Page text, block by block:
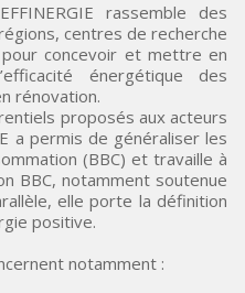
centres de recherche
concevoir et mettre en
énergétique des
rénovation.
proposés aux acteurs
a permis de généraliser les
(BBC) et travaille à
BBC, notamment soutenue
elle porte la définition
positive.
notamment :